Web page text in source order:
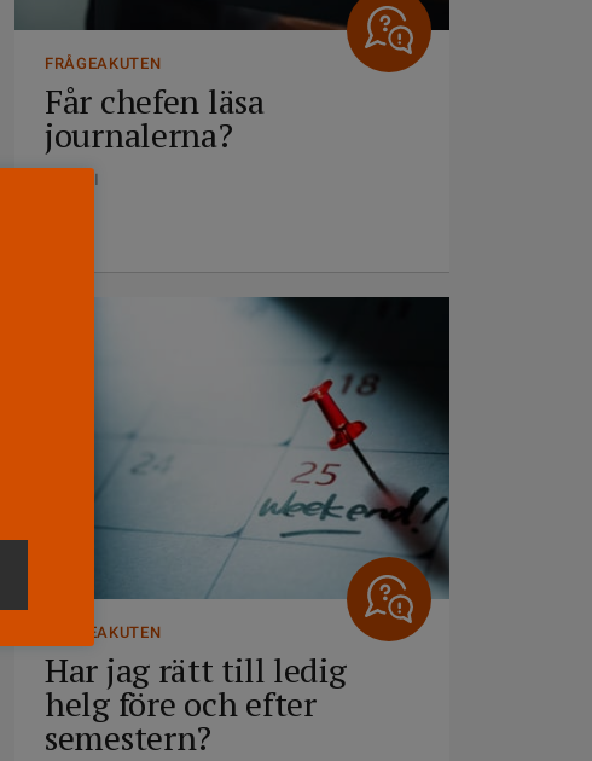
FRÅGEAKUTEN
Får chefen läsa
journalerna?
23 JUNI
FRÅGEAKUTEN
Har jag rätt till ledig
helg före och efter
semestern?